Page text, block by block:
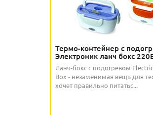
Термо-контейнер с
Электроник ланч бокс
Ланч-бокс с подогревом
Box - незаменимая вещь для
хочет правильно питатьс...